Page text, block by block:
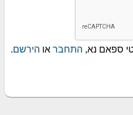
ספאם נא, התחבר או הירשם.